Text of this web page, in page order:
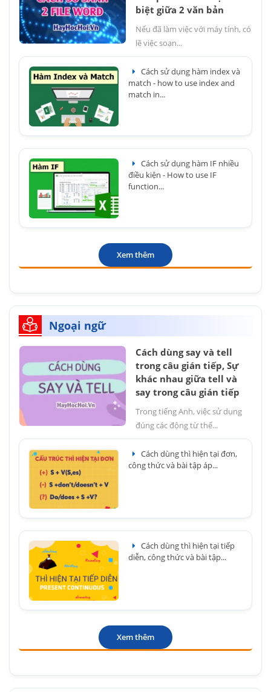
biệt giữa 2 văn bản
Nếu đã làm việc với máy tính, có
lẽ việc soạn...
Cách sử dụng hàm index và
match - how to use index and
match in...
Cách sử dụng hàm IF nhiều
điều kiện - How to use IF
function...
Xem thêm
Ngoại ngữ
Cách dùng say và tell
trong câu gián tiếp, Sự
khác nhau giữa tell và
say trong câu gián tiếp
Trong tiếng Anh, việc sử dụng
đúng các động từ thể...
Cách dùng thì hiện tại đơn,
công thức và bài tập áp...
Cách dùng thì hiện tại tiếp
diễn, công thức và bài tập...
Xem thêm